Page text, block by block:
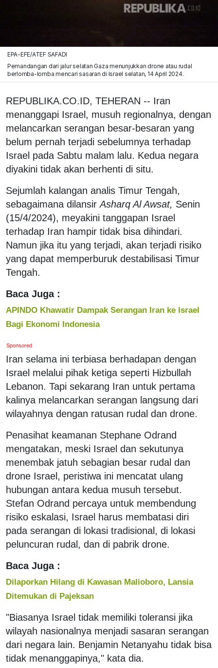
EPA-EFE/ATEF SAFADI
Pemandangan dari jalur selatan Gaza menunjukkan drone atau rudal
berlomba-lomba mencari sasaran di Israel selatan, 14 April 2024.
REPUBLIKA.CO.ID, TEHERAN -- Iran
menanggapi Israel, musuh regionalnya, dengan
melancarkan serangan besar-besaran yang
belum pernah terjadi sebelumnya terhadap
Israel pada Sabtu malam lalu. Kedua negara
diyakini tidak akan berhenti di situ.
Sejumlah kalangan analis Timur Tengah,
sebagaimana dilansirAsharq Al Awsat, Senin
(15/4/2024), meyakini tanggapan Israel
terhadap Iran hampir tidak bisa dihindari.
Namun jika itu yang terjadi, akan terjadi risiko
yang dapat memperburuk destabilisasi Timur
Tengah.
Baca Juga :
APINDO Khawatir Dampak Serangan Iran ke Israel
Bagi Ekonomi Indonesia
Sponsored
Iran selama ini terbiasa berhadapan dengan
Israel melalui pihak ketiga seperti Hizbullah
Lebanon. Tapi sekarang Iran untuk pertama
kalinya melancarkan serangan langsung dari
wilayahnya dengan ratusan rudal dan drone.
Penasihat keamanan Stephane Odrand
mengatakan, meski Israel dan sekutunya
menembak jatuh sebagian besar rudal dan
drone Israel, peristiwa ini mencatat ulang
hubungan antara kedua musuh tersebut.
Stefan Odrand percaya untuk membendung
risiko eskalasi, Israel harus membatasi diri
pada serangan di lokasi tradisional, di lokasi
peluncuran rudal, dan di pabrik drone.
Baca Juga :
Dilaporkan Hilang di Kawasan Malioboro, Lansia
Ditemukan di Pajeksan
"Biasanya Israel tidak memiliki toleransi jika
wilayah nasionalnya menjadi sasaran serangan
dari negara lain. Benjamin Netanyahu tidak bisa
tidak menanggapinya," kata dia.